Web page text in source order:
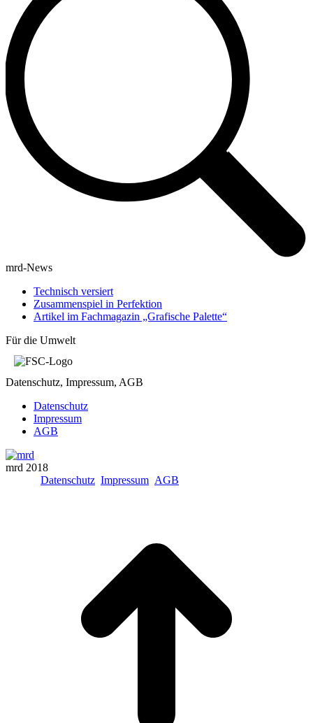
mrd-News
Technisch versiert
Zusammenspiel in Perfektion
Artikel im Fachmagazin „Grafische Palette“
Für die Umwelt
Datenschutz, Impressum, AGB
Datenschutz
Impressum
AGB
mrd 2018
Datenschutz Impressum AGB